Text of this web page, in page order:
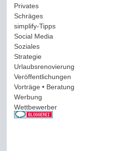
Privates(193)
Schräges(161)
simplify-Tipps(123)
Social Media
Soziales(37)
Strategie(220)
Urlaubsrenovierung
Veröffentlichungen
Vorträge • Beratung
Werbung
Wettbewerber(61)